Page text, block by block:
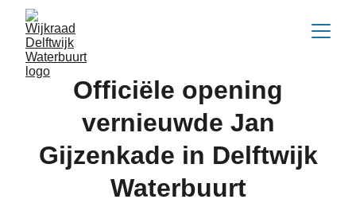
Officiële opening
vernieuwde Jan
Gijzenkade in Delftwijk
Waterbuurt